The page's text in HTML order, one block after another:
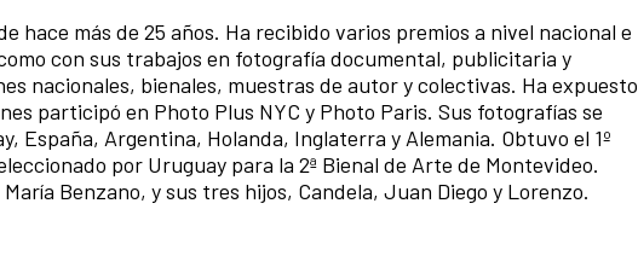
hace más de 25 años. Ha recibido varios premios a nivel nacional e
con sus trabajos en fotografía documental, publicitaria y
nacionales, bienales, muestras de autor y colectivas. Ha expuesto
participó en Photo Plus NYC y Photo Paris. Sus fotografías se
España, Argentina, Holanda, Inglaterra y Alemania. Obtuvo el 1º
por Uruguay para la 2ª Bienal de Arte de Montevideo.
Benzano, y sus tres hijos, Candela, Juan Diego y Lorenzo.